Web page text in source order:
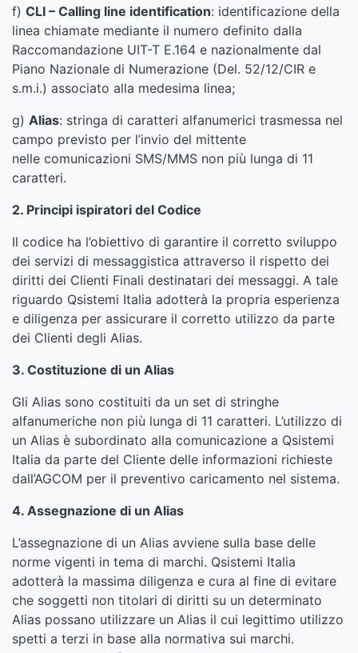
f) CLI – Calling line identification: identificazione della
linea chiamate mediante il numero definito dalla
Raccomandazione UIT-T E.164 e nazionalmente dal
Piano Nazionale di Numerazione (Del. 52/12/CIR e
s.m.i.) associato alla medesima linea;
g) Alias: stringa di caratteri alfanumerici trasmessa nel
campo previsto per l’invio del mittente
nelle comunicazioni SMS/MMS non più lunga di 11
caratteri.
2. Principi ispiratori del Codice
Il codice ha l’obiettivo di garantire il corretto sviluppo
dei servizi di messaggistica attraverso il rispetto dei
diritti dei Clienti Finali destinatari dei messaggi. A tale
riguardo Qsistemi Italia adotterà la propria esperienza
e diligenza per assicurare il corretto utilizzo da parte
dei Clienti degli Alias.
3. Costituzione di un Alias
Gli Alias sono costituiti da un set di stringhe
alfanumeriche non più lunga di 11 caratteri. L’utilizzo di
un Alias è subordinato alla comunicazione a Qsistemi
Italia da parte del Cliente delle informazioni richieste
dall’AGCOM per il preventivo caricamento nel sistema.
4. Assegnazione di un Alias
L’assegnazione di un Alias avviene sulla base delle
norme vigenti in tema di marchi. Qsistemi Italia
adotterà la massima diligenza e cura al fine di evitare
che soggetti non titolari di diritti su un determinato
Alias possano utilizzare un Alias il cui legittimo utilizzo
spetti a terzi in base alla normativa sui marchi.